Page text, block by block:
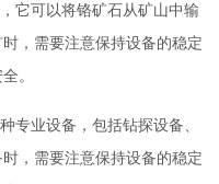
它可以将铬矿石从矿山中输
，需要注意保持设备的稳定
。
专业设备，包括钻探设备、
，需要注意保持设备的稳定